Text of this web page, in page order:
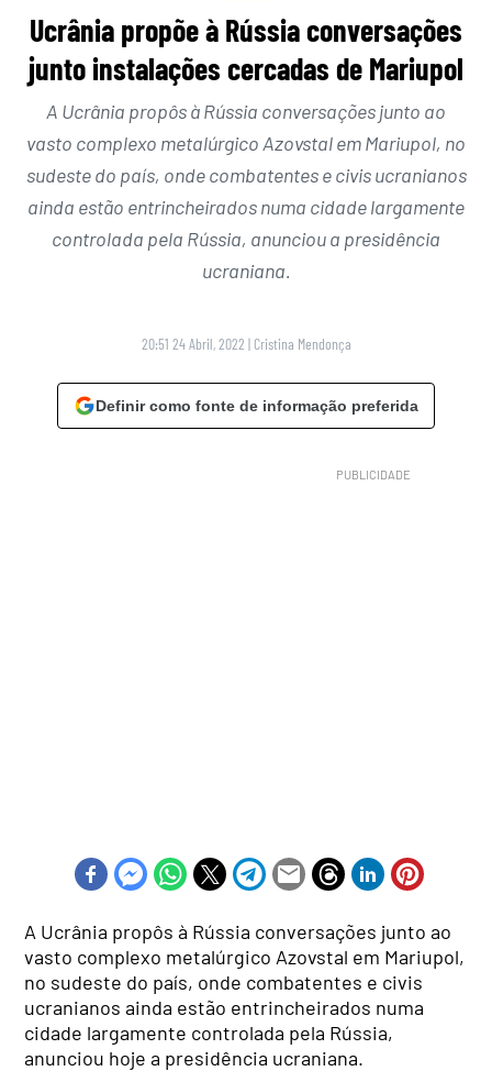
Ucrânia propõe à Rússia conversações
junto instalações cercadas de Mariupol
A Ucrânia propôs à Rússia conversações junto ao
vasto complexo metalúrgico Azovstal em Mariupol, no
sudeste do país, onde combatentes e civis ucranianos
ainda estão entrincheirados numa cidade largamente
controlada pela Rússia, anunciou a presidência
ucraniana.
20:51 24 Abril, 2022 | Cristina Mendonça
Definir como fonte de informação preferida
A Ucrânia propôs à Rússia conversações junto ao
vasto complexo metalúrgico Azovstal em Mariupol,
no sudeste do país, onde combatentes e civis
ucranianos ainda estão entrincheirados numa
cidade largamente controlada pela Rússia,
anunciou hoje a presidência ucraniana.